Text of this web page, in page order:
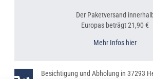
Der Paketversand
Europas beträgt 21,90 €
Mehr Infos hier
Besichtigung und Abholung in 37293